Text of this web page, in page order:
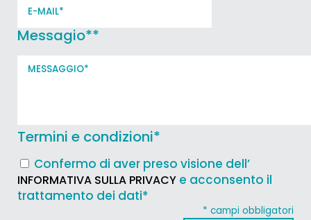
Messagio**
Termini e condizioni*
Confermo di aver preso visione dell’
INFORMATIVA SULLA PRIVACY e acconsento il
trattamento dei dati*
* campi obbligatori